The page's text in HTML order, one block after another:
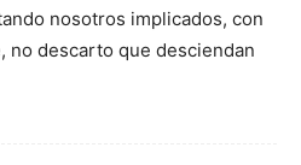
nosotros implicados, con
no descarto que desciendan